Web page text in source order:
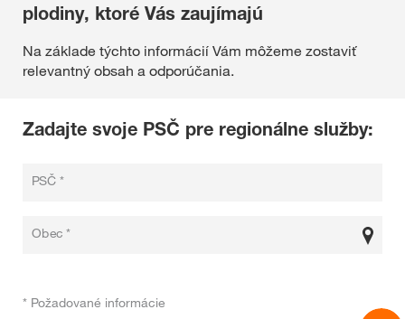
plodiny, ktoré Vás zaujímajú
Na základe týchto informácií Vám môžeme zostaviť
relevantný obsah a odporúčania.
Zadajte svoje PSČ pre regionálne služby:
PSČ *
Obec *
* Požadované informácie